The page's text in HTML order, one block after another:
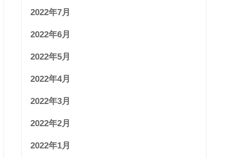
2022年7月
2022年6月
2022年5月
2022年4月
2022年3月
2022年2月
2022年1月